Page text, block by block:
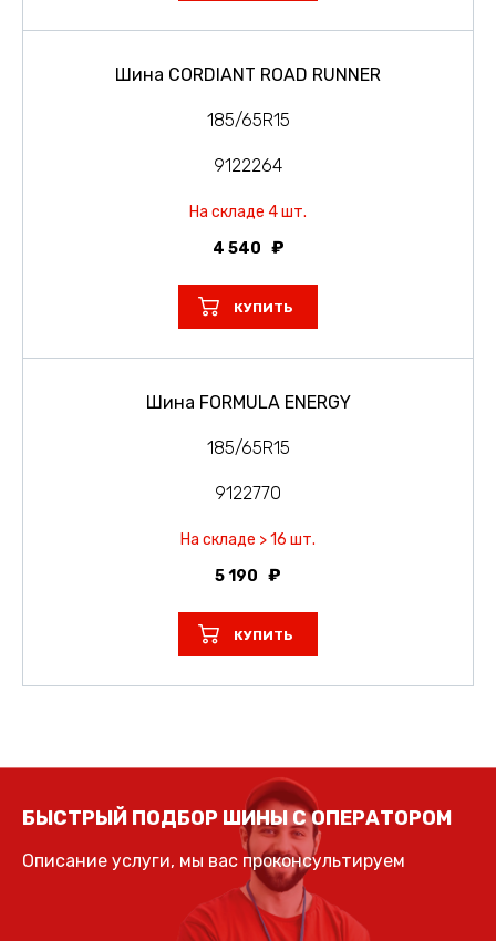
Шина CORDIANT ROAD RUNNER
185/65R15
9122264
На складе 4 шт.
4 540
КУПИТЬ
Шина FORMULA ENERGY
185/65R15
9122770
На складе > 16 шт.
5 190
КУПИТЬ
БЫСТРЫЙ ПОДБОР ШИНЫ С ОПЕРАТОРОМ
Описание услуги, мы вас проконсультируем